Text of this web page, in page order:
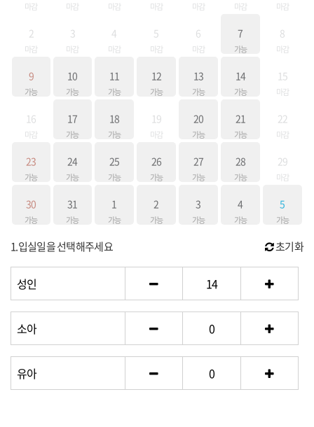
마감 마감 마감 마감 마감 마감 마감
2
마감
3
마감
4
마감
5
마감
6
마감
7
가능
8
마감
9
가능
10
가능
11
가능
12
가능
13
가능
14
가능
15
마감
16
마감
17
가능
18
가능
19
마감
20
가능
21
가능
22
마감
23
가능
24
가능
25
가능
26
가능
27
가능
28
가능
29
마감
30
가능
31
가능
1
가능
2
가능
3
가능
4
가능
5
가능
1.입실일을 선택해주세요 초기화
성인 14
소아 0
유아 0